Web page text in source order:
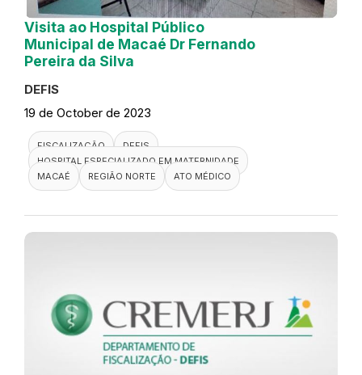
Visita ao Hospital Público
Municipal de Macaé Dr Fernando
Pereira da Silva
DEFIS
19 de October de 2023
FISCALIZAÇÃO
DEFIS
HOSPITAL ESPECIALIZADO EM MATERNIDADE
MACAÉ
REGIÃO NORTE ATO MÉDICO